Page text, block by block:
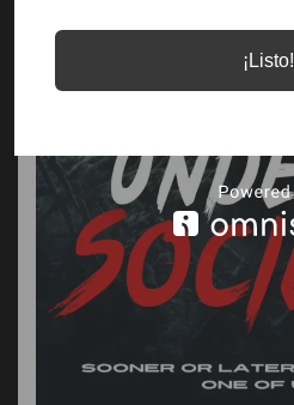
¡Listo!